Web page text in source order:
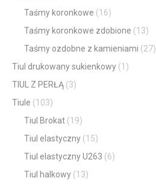
Taśmy koronkowe (16)
Taśmy koronkowe zdobione (13)
Taśmy ozdobne z kamieniami (27)
Tiul drukowany sukienkowy (1)
TIUL Z PERŁĄ (3)
Tiule (103)
Tiul Brokat (19)
Tiul elastyczny (15)
Tiul elastyczny U263 (6)
Tiul halkowy (13)